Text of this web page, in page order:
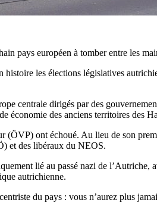
pays européen à tomber entre les
les élections législatives
centrale dirigés par des
des anciens territoires des
ont échoué. Au lieu de son
et des libéraux du NEOS.
lié au passé nazi de
autrichienne.
du pays : vous n’aurez plus